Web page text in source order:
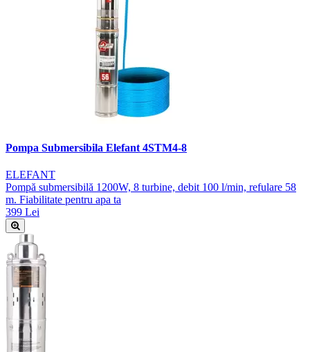
Pompa Submersibila Elefant 4STM4-8
ELEFANT
Pompă submersibilă 1200W, 8 turbine, debit 100 l/min, refulare 58
m. Fiabilitate pentru apa ta
399 Lei